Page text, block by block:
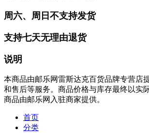
周六、周日不支持发货
支持七天无理由退货
说明
本商品由邮乐网雷斯达克百货品牌专营店
和售后等服务。商品价格与库存最终以实
商品由邮乐网入驻商家提供。
首页
分类